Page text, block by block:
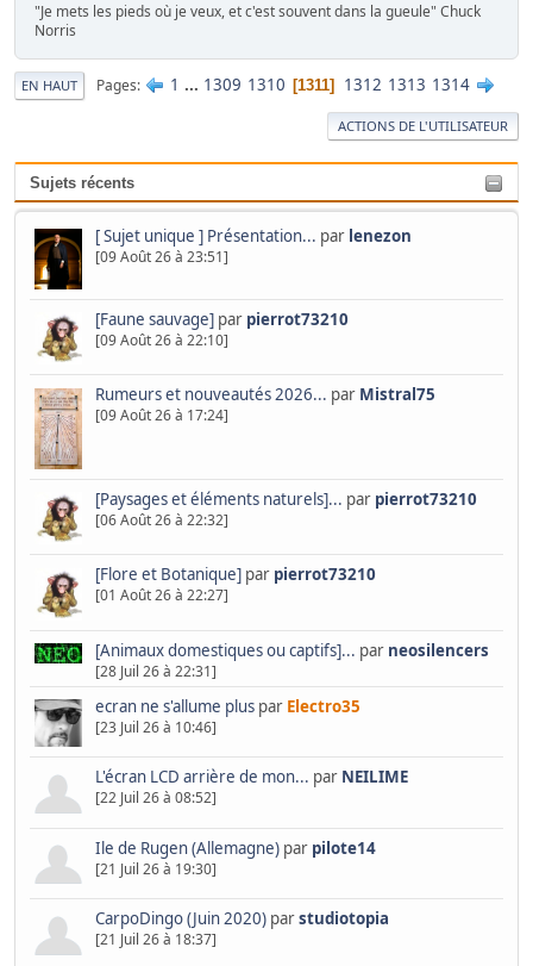
"Je mets les pieds où je veux, et c'est souvent dans la gueule" Chuck
Norris
EN HAUT Pages 1 ... 1309 1310 1311 1312 1313 1314
ACTIONS DE L'UTILISATEUR
Sujets récents
[ Sujet unique ] Présentation... par lenezon
[09 Août 26 à 23:51]
[Faune sauvage] par pierrot73210
[09 Août 26 à 22:10]
Rumeurs et nouveautés 2026... par Mistral75
[09 Août 26 à 17:24]
[Paysages et éléments naturels]... par pierrot73210
[06 Août 26 à 22:32]
[Flore et Botanique]par pierrot73210
[01 Août 26 à 22:27]
[Animaux domestiques ou captifs]... par neosilencers
[28 Juil 26 à 22:31]
ecran ne s'allume pluspar Electro35
[23 Juil 26 à 10:46]
L'écran LCD arrière de mon... par NEILIME
[22 Juil 26 à 08:52]
Ile de Rugen (Allemagne)par pilote14
[21 Juil 26 à 19:30]
CarpoDingo (Juin 2020)parstudiotopia
[21 Juil 26 à 18:37]